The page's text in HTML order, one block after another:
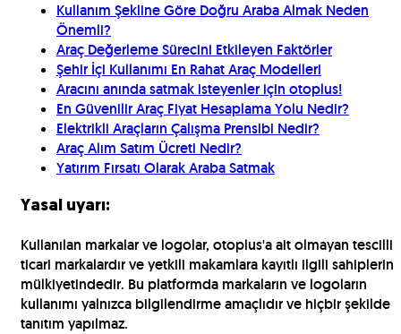
Kullanım Şekline Göre Doğru Araba Almak Neden
Önemli?
Araç Değerleme Sürecini Etkileyen Faktörler
Şehir İçi Kullanımı En Rahat Araç Modelleri
Aracını anında satmak isteyenler için otoplus!
En Güvenilir Araç Fiyat Hesaplama Yolu Nedir?
Elektrikli Araçların Çalışma Prensibi Nedir?
Araç Alım Satım Ücreti Nedir?
Yatırım Fırsatı Olarak Araba Satmak
Yasal uyarı:
Kullanılan markalar ve logolar, otoplus'a ait olmayan tescilli
ticari markalardır ve yetkili makamlara kayıtlı ilgili sahiplerin
mülkiyetindedir. Bu platformda markaların ve logoların
kullanımı yalnızca bilgilendirme amaçlıdır ve hiçbir şekilde
tanıtım yapılmaz.